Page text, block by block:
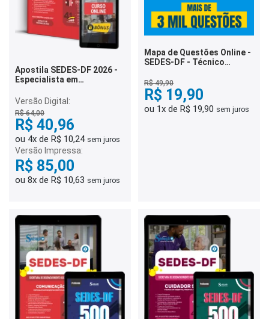
Apostila SEDES-DF 2026 -
Especialista em
Assistência Social (EDAS) -
Comunicação Social
Versão Digital:
R$ 64,00
R$ 40,96
ou 4x de R$ 10,24 sem juros
Versão Impressa:
R$ 85,00
ou 8x de R$ 10,63 sem juros
Mapa de Questões Online -
SEDES-DF - Técnico
Questões
R$ 49,90
R$ 19,90
ou 1x de R$ 19,90 sem juros